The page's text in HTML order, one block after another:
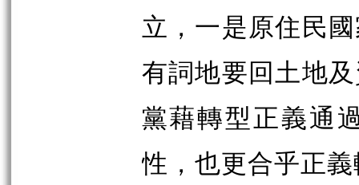
立，一是原住民
有詞地要回土地
黨藉轉型正義通
性，也更合乎正